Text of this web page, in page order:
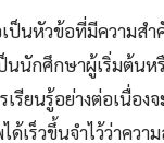
ป็นหัวข้อที่มีความส
นนักศึกษาผู้เริ่มต้นห
รียนรู้อย่างต่อเนื่อง
เร็วขึ้นจำไว้ว่าควา